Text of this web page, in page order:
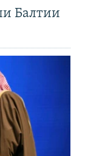
Балтии